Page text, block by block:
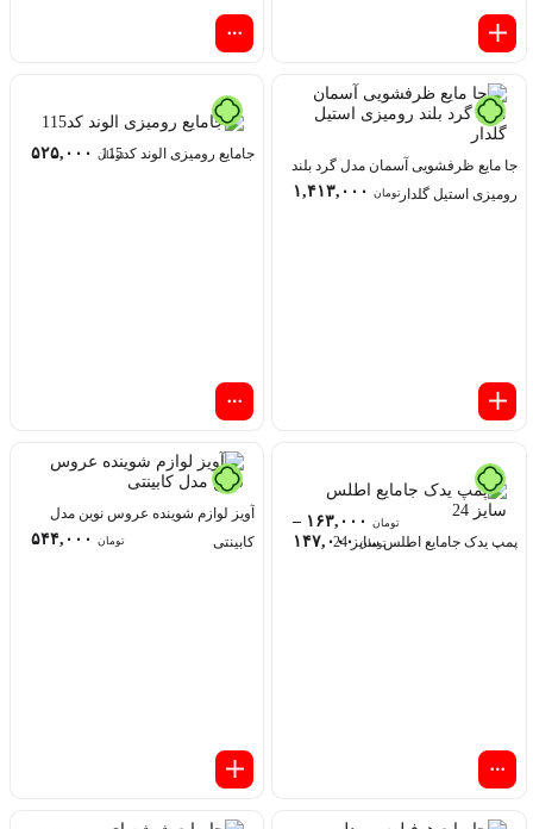
جا مایع ظرفشویی آسمان مدل گرد بلند
رومیزی استیل گلدارتومان۱,۴۱۳,۰۰۰
جامایع رومیزی الوند کد115تومان
پمپ یدک جامایع اطلس سایز 24
تومان۱۶۳,۰۰۰ –
تومان۱۴۷,۰۰۰
آویز لوازم شوینده عروس نوین مدل
کابینتی
تومان